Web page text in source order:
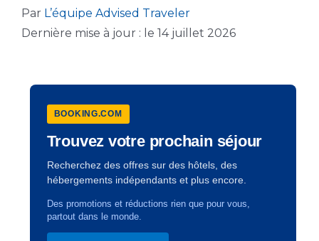
Par L’équipe Advised Traveler
Dernière mise à jour : le 14 juillet 2026
BOOKING.COM
Trouvez votre prochain séjour
Recherchez des offres sur des hôtels, des
hébergements indépendants et plus encore.
Des promotions et réductions rien que pour vous,
partout dans le monde.